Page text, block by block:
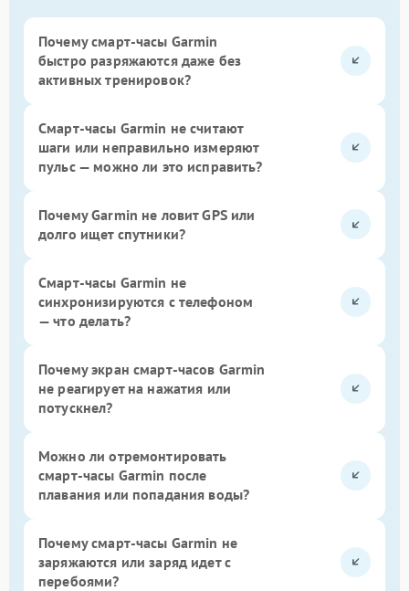
Почему смарт-часы Garmin
быстро разряжаются даже без
активных тренировок?
Смарт-часы Garmin не считают
шаги или неправильно измеряют
пульс — можно ли это исправить?
Почему Garmin не ловит GPS или
долго ищет спутники?
Смарт-часы Garmin не
синхронизируются с телефоном
— что делать?
Почему экран смарт-часов Garmin
не реагирует на нажатия или
потускнел?
Можно ли отремонтировать
смарт-часы Garmin после
плавания или попадания воды?
Почему смарт-часы Garmin не
заряжаются или заряд идет с
перебоями?